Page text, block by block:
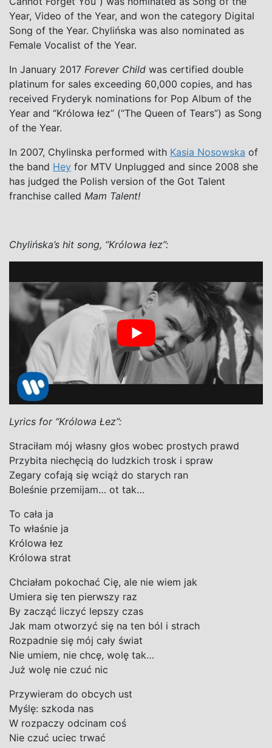
Year, Video of the Year, and won the category Digital
Song of the Year. Chylińska was also nominated as
Female Vocalist of the Year.
In January 2017 Forever Child was certified double
platinum for sales exceeding 60,000 copies, and has
received Fryderyk nominations for Pop Album of the
Year and “Królowa łez” (“The Queen of Tears”) as Song
of the Year.
In 2007, Chylinska performed with Kasia Nosowska of
the band Hey for MTV Unplugged and since 2008 she
has judged the Polish version of the Got Talent
franchise called Mam Talent!
Chylińska’s hit song, “Królowa łez”:
Lyrics for “Królowa Łez”:
Straciłam mój własny głos wobec prostych prawd
Przybita niechęcią do ludzkich trosk i spraw
Zegary cofają się wciąż do starych ran
Boleśnie przemijam… ot tak…
To cała ja
To właśnie ja
Królowa łez
Królowa strat
Chciałam pokochać Cię, ale nie wiem jak
Umiera się ten pierwszy raz
By zacząć liczyć lepszy czas
Jak mam otworzyć się na ten ból i strach
Rozpadnie się mój cały świat
Nie umiem, nie chcę, wolę tak…
Już wolę nie czuć nic
Przywieram do obcych ust
Myślę: szkoda nas
W rozpaczy odcinam coś
Nie czuć uciec trwać